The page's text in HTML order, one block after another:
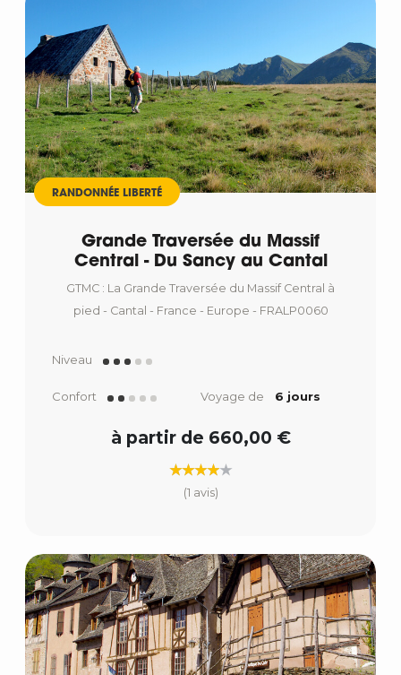
RANDONNÉE LIBERTÉ
Grande Traversée du Massif
Central - Du Sancy au Cantal
GTMC : La Grande Traversée du Massif Central à
pied - Cantal - France - Europe - FRALP0060
Niveau
Confort Voyage de 6 jours
à partir de 660,00 €
(1 avis)